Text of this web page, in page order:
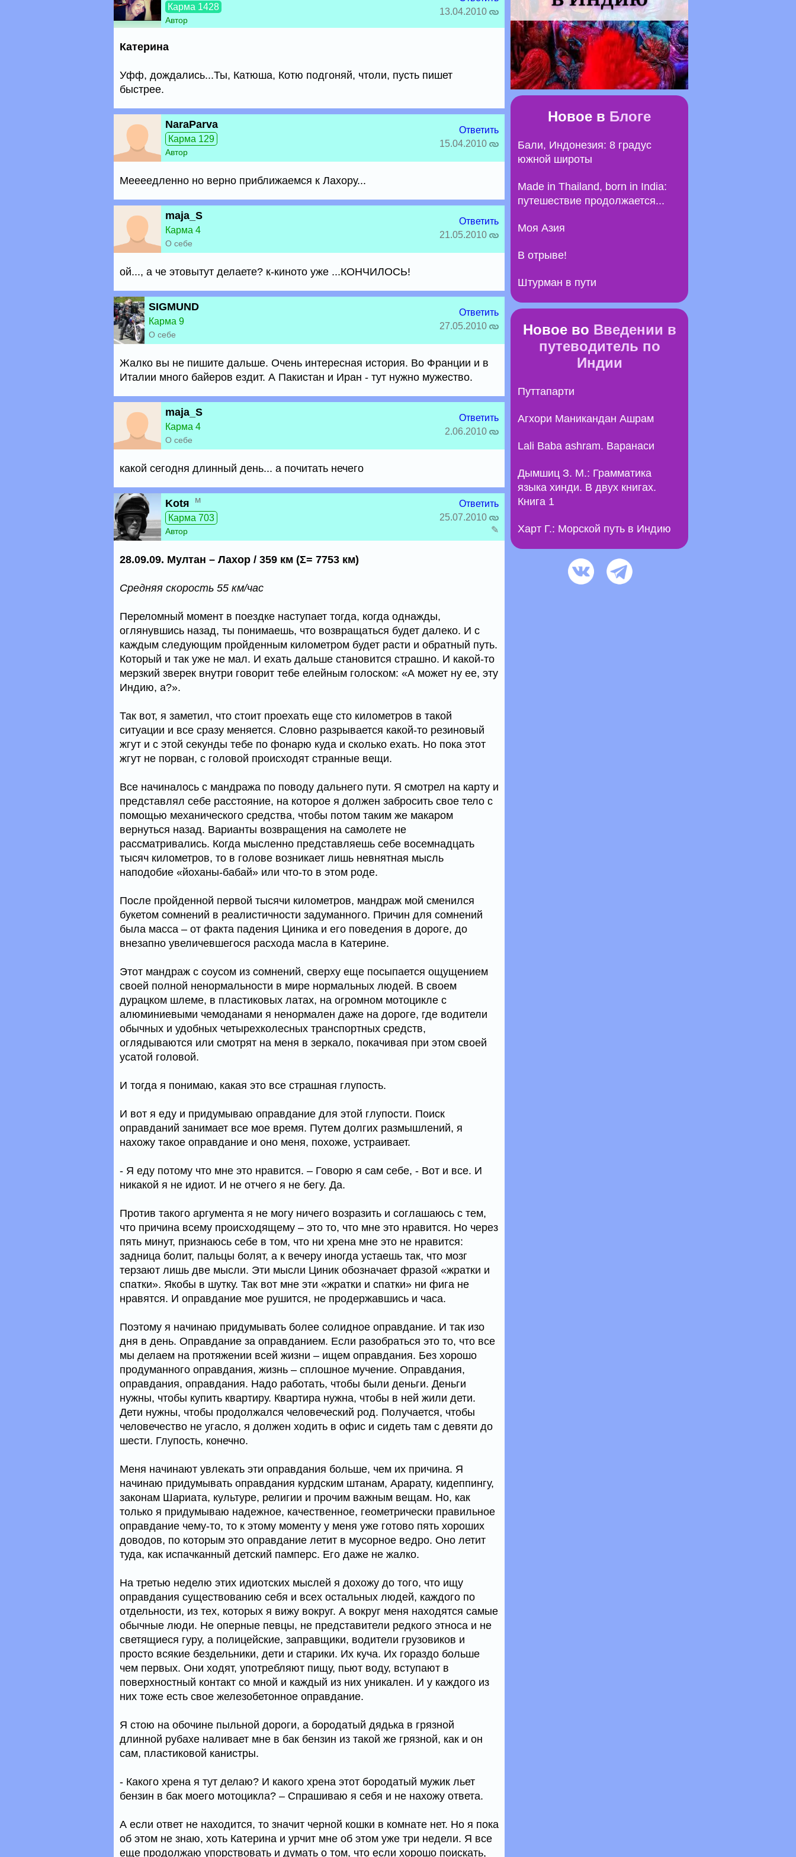
Карма 1428
Автор
13.04.2010
Катерина
Уфф, дождались...Ты, Катюша, Котю подгоняй, чтоли, пусть пишет
быстрее.
NaraParva
Карма 129
Автор
Ответить
15.04.2010
Меееедленно но верно приближаемся к Лахору...
maja_S
Карма 4
О себе
Ответить
21.05.2010
ой..., а че этовытут делаете? к-киното уже ...КОНЧИЛОСЬ!
SIGMUND
Карма 9
О себе
Ответить
27.05.2010
Жалко вы не пишите дальше. Очень интересная история. Во Франции и в
Италии много байеров ездит. А Пакистан и Иран - тут нужно мужество.
maja_S
Карма 4
О себе
Ответить
2.06.2010
какой сегодня длинный день... а почитать нечего
Kotя
м
Карма 703
Автор
Ответить
25.07.2010
✎
28.09.09. Мултан – Лахор / 359 км (Σ= 7753 км)
Средняя скорость 55 км/час
Переломный момент в поездке наступает тогда, когда однажды,
оглянувшись назад, ты понимаешь, что возвращаться будет далеко. И с
каждым следующим пройденным километром будет расти и обратный путь.
Который и так уже не мал. И ехать дальше становится страшно. И какой-то
мерзкий зверек внутри говорит тебе елейным голоском: «А может ну ее, эту
Индию, а?».
Так вот, я заметил, что стоит проехать еще сто километров в такой
ситуации и все сразу меняется. Словно разрывается какой-то резиновый
жгут и с этой секунды тебе по фонарю куда и сколько ехать. Но пока этот
жгут не порван, с головой происходят странные вещи.
Все начиналось с мандража по поводу дальнего пути. Я смотрел на карту и
представлял себе расстояние, на которое я должен забросить свое тело с
помощью механического средства, чтобы потом таким же макаром
вернуться назад. Варианты возвращения на самолете не
рассматривались. Когда мысленно представляешь себе восемнадцать
тысяч километров, то в голове возникает лишь невнятная мысль
наподобие «йоханы-бабай» или что-то в этом роде.
После пройденной первой тысячи километров, мандраж мой сменился
букетом сомнений в реалистичности задуманного. Причин для сомнений
была масса – от факта падения Циника и его поведения в дороге, до
внезапно увеличевшегося расхода масла в Катерине.
Этот мандраж с соусом из сомнений, сверху еще посыпается ощущением
своей полной ненормальности в мире нормальных людей. В своем
дурацком шлеме, в пластиковых латах, на огромном мотоцикле с
алюминиевыми чемоданами я ненормален даже на дороге, где водители
обычных и удобных четырехколесных транспортных средств,
оглядываются или смотрят на меня в зеркало, покачивая при этом своей
усатой головой.
И тогда я понимаю, какая это все страшная глупость.
И вот я еду и придумываю оправдание для этой глупости. Поиск
оправданий занимает все мое время. Путем долгих размышлений, я
нахожу такое оправдание и оно меня, похоже, устраивает.
- Я еду потому что мне это нравится. – Говорю я сам себе, - Вот и все. И
никакой я не идиот. И не отчего я не бегу. Да.
Против такого аргумента я не могу ничего возразить и соглашаюсь с тем,
что причина всему происходящему – это то, что мне это нравится. Но через
пять минут, признаюсь себе в том, что ни хрена мне это не нравится:
задница болит, пальцы болят, а к вечеру иногда устаешь так, что мозг
терзают лишь две мысли. Эти мысли Циник обозначает фразой «жратки и
спатки». Якобы в шутку. Так вот мне эти «жратки и спатки» ни фига не
нравятся. И оправдание мое рушится, не продержавшись и часа.
Поэтому я начинаю придумывать более солидное оправдание. И так изо
дня в день. Оправдание за оправданием. Если разобраться это то, что все
мы делаем на протяжении всей жизни – ищем оправдания. Без хорошо
продуманного оправдания, жизнь – сплошное мучение. Оправдания,
оправдания, оправдания. Надо работать, чтобы были деньги. Деньги
нужны, чтобы купить квартиру. Квартира нужна, чтобы в ней жили дети.
Дети нужны, чтобы продолжался человеческий род. Получается, чтобы
человечество не угасло, я должен ходить в офис и сидеть там с девяти до
шести. Глупость, конечно.
Меня начинают увлекать эти оправдания больше, чем их причина. Я
начинаю придумывать оправдания курдским штанам, Арарату, кидеппингу,
законам Шариата, культуре, религии и прочим важным вещам. Но, как
только я придумываю надежное, качественное, геометрически правильное
оправдание чему-то, то к этому моменту у меня уже готово пять хороших
доводов, по которым это оправдание летит в мусорное ведро. Оно летит
туда, как испачканный детский памперс. Его даже не жалко.
На третью неделю этих идиотских мыслей я дохожу до того, что ищу
оправдания существованию себя и всех остальных людей, каждого по
отдельности, из тех, которых я вижу вокруг. А вокруг меня находятся самые
обычные люди. Не оперные певцы, не представители редкого этноса и не
светящиеся гуру, а полицейские, заправщики, водители грузовиков и
просто всякие бездельники, дети и старики. Их куча. Их гораздо больше
чем первых. Они ходят, употребляют пищу, пьют воду, вступают в
поверхностный контакт со мной и каждый из них уникален. И у каждого из
них тоже есть свое железобетонное оправдание.
Я стою на обочине пыльной дороги, а бородатый дядька в грязной
длинной рубахе наливает мне в бак бензин из такой же грязной, как и он
сам, пластиковой канистры.
- Какого хрена я тут делаю? И какого хрена этот бородатый мужик льет
бензин в бак моего мотоцикла? – Спрашиваю я себя и не нахожу ответа.
А если ответ не находится, то значит черной кошки в комнате нет. Но я пока
об этом не знаю, хоть Катерина и урчит мне об этом уже три недели. Я все
еще продолжаю упорствовать и думать о том, что если хорошо поискать,
Новое в Блоге
Бали, Индонезия: 8 градус
южной широты
Made in Thailand, born in India:
путешествие продолжается...
Моя Азия
В отрыве!
Штурман в пути
Новое во Введении в
путеводитель по
Индии
Путтапарти
Агхори Маникандан Ашрам
Lali Baba ashram. Варанаси
Дымшиц З. М.: Грамматика
языка хинди. В двух книгах.
Книга 1
Харт Г.: Морской путь в Индию